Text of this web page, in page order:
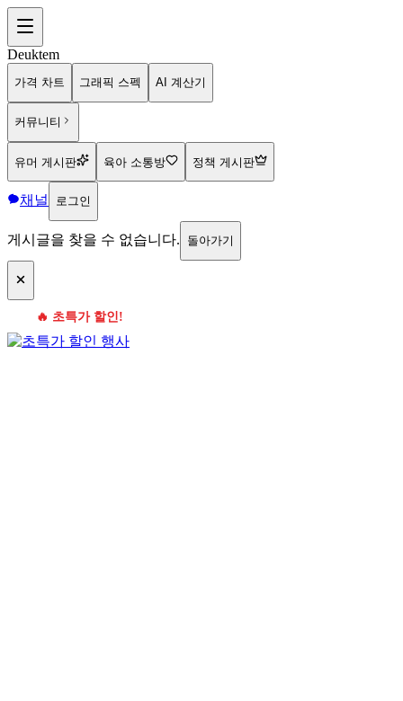
Deuktem
가격 차트 그래픽 스펙 AI 계산기
커뮤니티
유머 게시판 육아 소통방 정책 게시판
채널 로그인
게시글을 찾을 수 없습니다. 돌아가기
🔥 초특가 할인!